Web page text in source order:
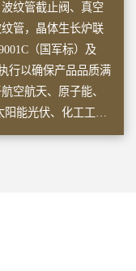
纹管截止阀、真空
管，晶体生长炉联
（国军标）及
行以确保产品品质满
空航天、原子能、
阳能光伏、化工工
、高端制造设备等